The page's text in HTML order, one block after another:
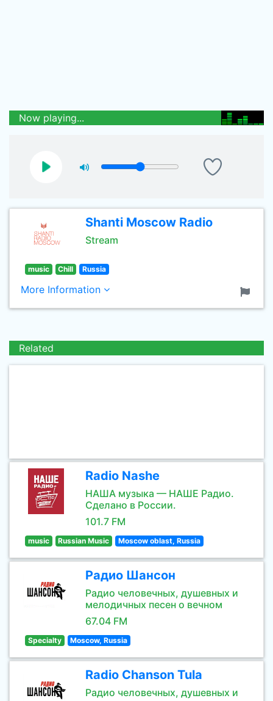
Now playing...
Shanti Moscow Radio
Stream
music Chill Russia
More Information
Related
Radio Nashe
НАША музыка — НАШЕ Радио.
Сделано в России.
101.7 FM
music Russian Music Moscow oblast, Russia
Радио Шансон
Радио человечных, душевных и
мелодичных песен о вечном
67.04 FM
Specialty Moscow, Russia
Radio Chanson Tula
Радио человечных, душевных и